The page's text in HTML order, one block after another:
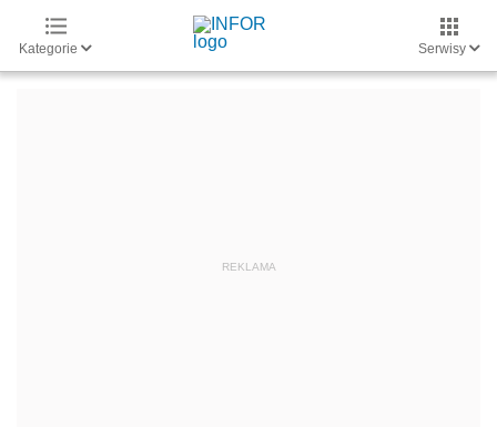
Kategorie Serwisy